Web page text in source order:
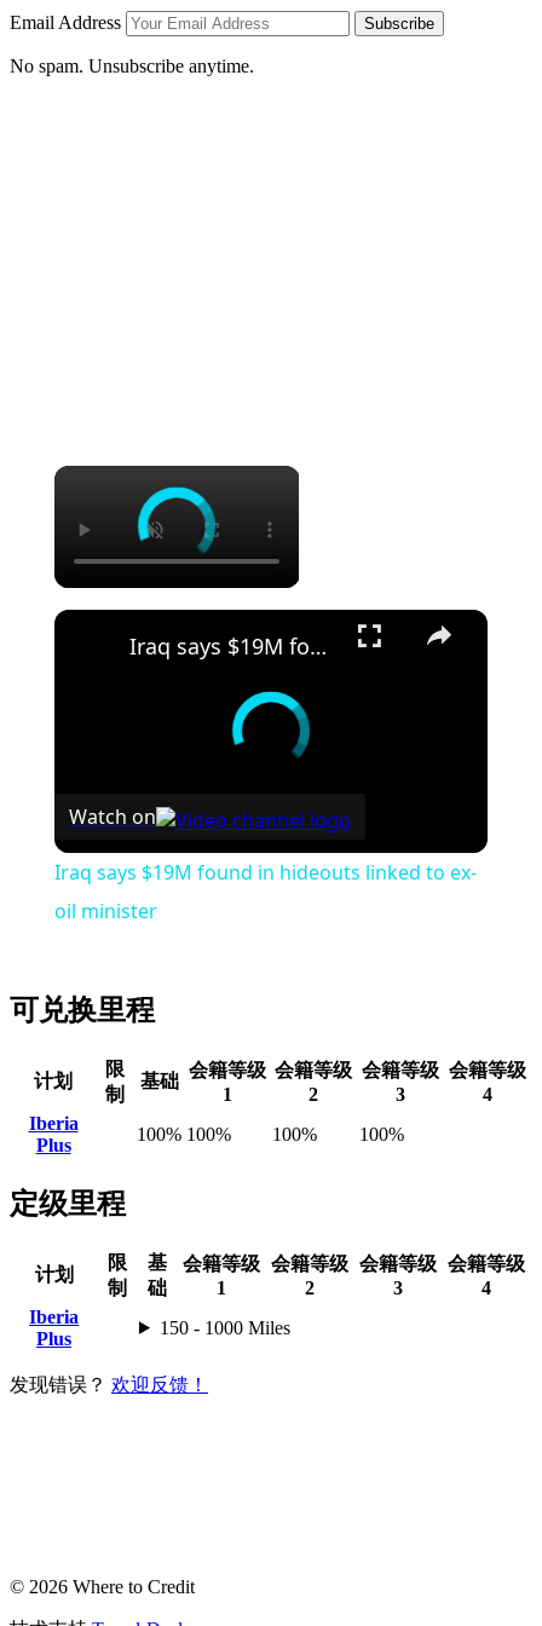
Email Address Subscribe
No spam. Unsubscribe anytime.
Iraq says $19M found in hideouts linked to ex-oil minister
Watch on
Iraq says $19M found in hideouts linked to ex-
oil minister
可兑换里程
计划
限
制
基础
会籍等级
1
会籍等级
2
会籍等级
3
会籍等级
4
Iberia
Plus
100% 100% 100% 100%
定级里程
计划
限
制
基
础
会籍等级
1
会籍等级
2
会籍等级
3
会籍等级
4
Iberia
Plus
150 - 1000 Miles
发现错误？ 欢迎反馈！
© 2026 Where to Credit